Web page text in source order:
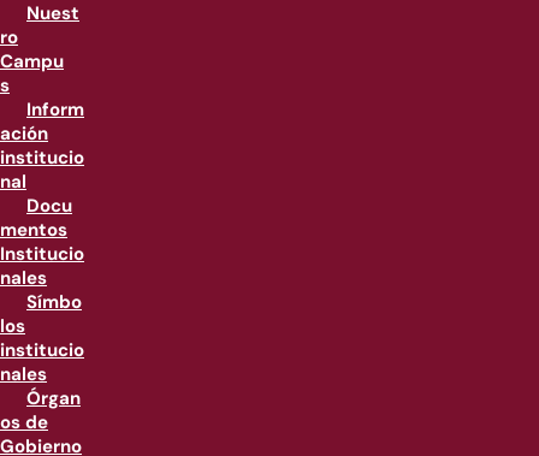
Nuest
ro
Campu
s
Inform
ación
institucio
nal
Docu
mentos
Institucio
nales
Símbo
los
institucio
nales
Órgan
os de
Gobierno